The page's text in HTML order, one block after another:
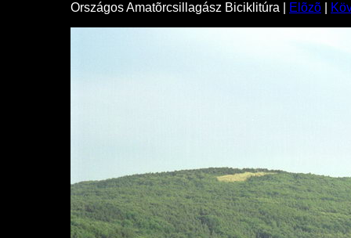
Országos Amatõrcsillagász Biciklitúra | Elõzõ